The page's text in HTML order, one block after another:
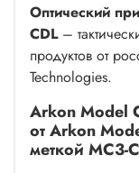
Оптический
CDL –
продуктов от
Technologies.
Arkon Model
от Arkon
меткой MC3-